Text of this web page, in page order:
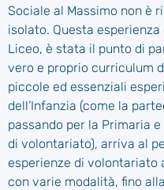
Sociale al Massimo non è
isolato. Questa
Liceo, è stata il punto di
vero e proprio curriculum
piccole ed essenziali
dell’Infanzia (come la
passando per la Primaria
di volontariato), arriva al
esperienze di volontariato
con varie modalità, fino